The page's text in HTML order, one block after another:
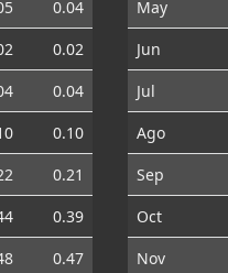
0.04
0.02
0.04
0.10
0.21
0.39
0.47
May
Jun
Jul
Ago
Sep
Oct
Nov